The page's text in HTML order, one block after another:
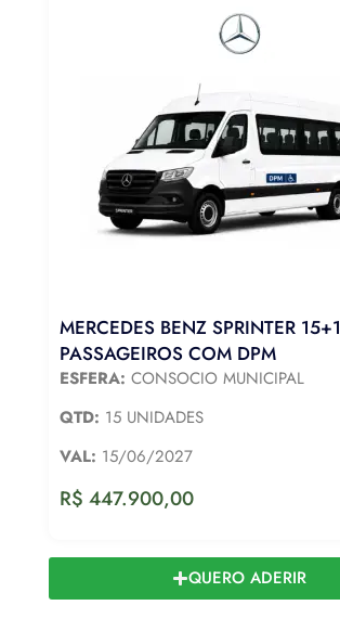
MERCEDES BENZ SPRINTER 15+1
PASSAGEIROS COM DPM
ESFERA: CONSOCIO MUNICIPAL
QTD: 15 UNIDADES
VAL: 15/06/2027
R$ 447.900,00
QUERO ADERIR